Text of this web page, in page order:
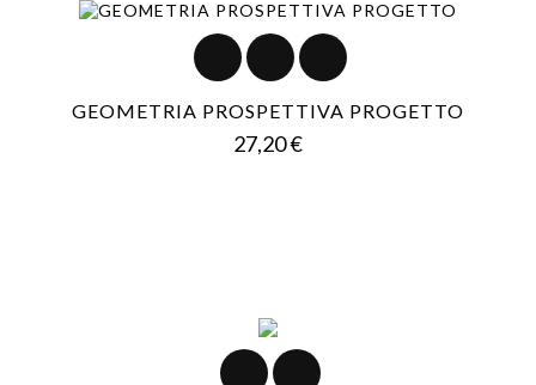
GEOMETRIA PROSPETTIVA PROGETTO
27,20 €Prezzo